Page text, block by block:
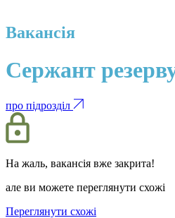
Вакансія
Сержант
про підрозділ
На жаль, вакансія вже закрита!
але ви можете переглянути схожі
Переглянути схожі